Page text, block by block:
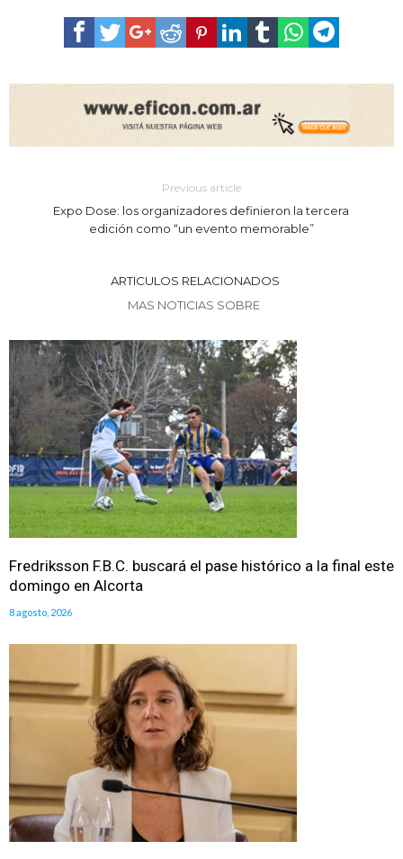
Previous article
Expo Dose: los organizadores definieron la tercera
edición como “un evento memorable”
ARTICULOS RELACIONADOS
MAS NOTICIAS SOBRE
Fredriksson F.B.C. buscará el pase histórico a la final este
domingo en Alcorta
8 agosto, 2026